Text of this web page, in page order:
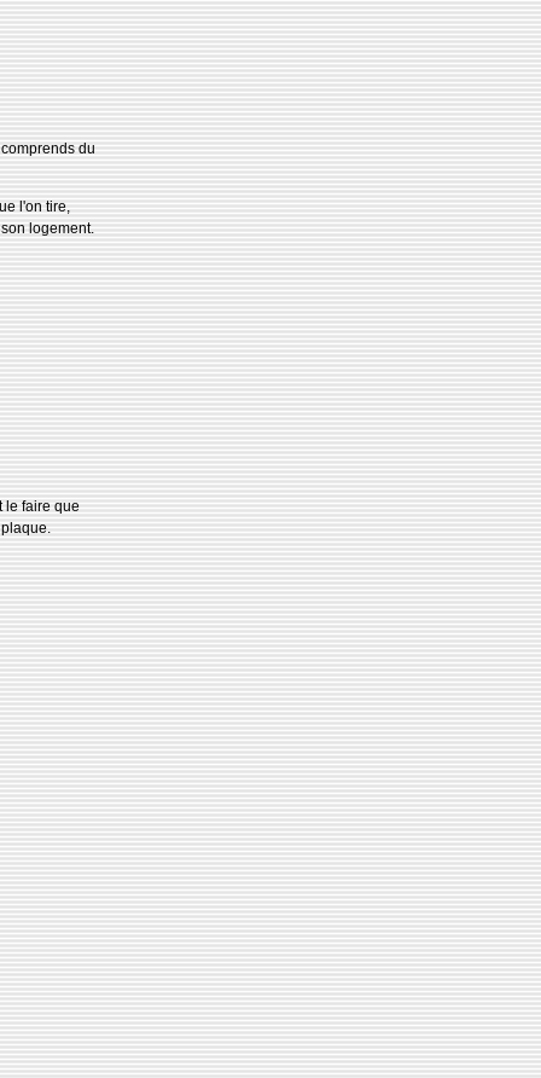
du
l'on tire,
logement.
le faire que